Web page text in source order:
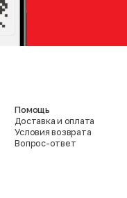
Помощь
Доставка и оплата
Условия возврата
Вопрос-ответ